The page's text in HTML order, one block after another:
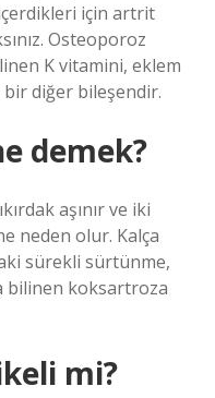
için artrit
Osteoporoz
K vitamini, eklem
bir diğer bileşendir.
demek?
aşınır ve iki
neden olur. Kalça
sürekli sürtünme,
bilinen koksartroza
mi?